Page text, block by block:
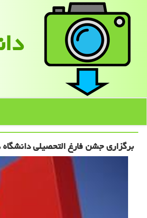
برگزاری جشن فارغ التحصیلی دانشگاه